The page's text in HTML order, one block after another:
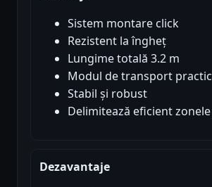
Sistem montare click
Rezistent la îngheț
Lungime totală 3.2 m
Modul de transport practic
Stabil și robust
Delimitează eficient zonele
Dezavantaje